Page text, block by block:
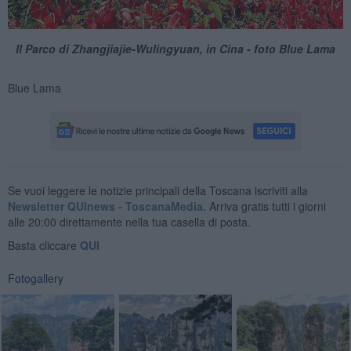
Il Parco di Zhangjiajie-Wulingyuan, in Cina - foto Blue Lama
Blue Lama
Se vuoi leggere le notizie principali della Toscana iscriviti alla
Newsletter QUInews - ToscanaMedia. Arriva gratis tutti i giorni
alle 20:00 direttamente nella tua casella di posta.
Basta cliccare QUI
Fotogallery